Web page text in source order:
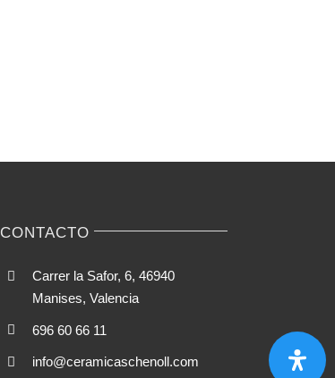
CONTACTO
Carrer la Safor, 6, 46940
Manises, Valencia
696 60 66 11
info@ceramicaschenoll.com